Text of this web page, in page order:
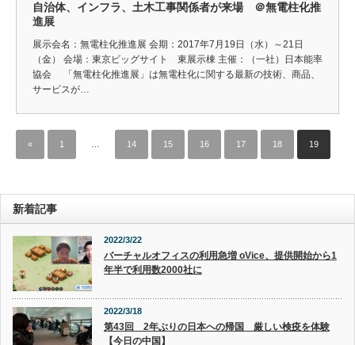
自治体、インフラ、土木工事関係者が来場 ＠無電柱化推
進展
展示会名：無電柱化推進展 会期：2017年7月19日（水）～21日
（金） 会場：東京ビッグサイト 東展示棟 主催：（一社）日本能率
協会 「無電柱化推進展」は無電柱化に関する最新の技術、商品、
サービスが…
« 1 14 15 16 17 18 19
新着記事
2022/3/22
バーチャルオフィスの利用急増 oVice、提供開始から1
年半で利用数2000社に
2022/3/18
第43回 2年ぶりの日本への帰国 厳しい検疫を体験
【今日の中国】